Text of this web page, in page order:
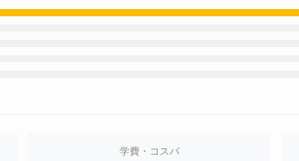
学費・コスパ